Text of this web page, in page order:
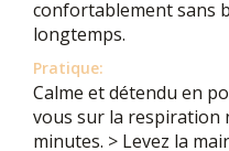
confortablement sans
longtemps.
Pratique:
Calme et détendu en
vous sur la respiration
minutes. > Levez la